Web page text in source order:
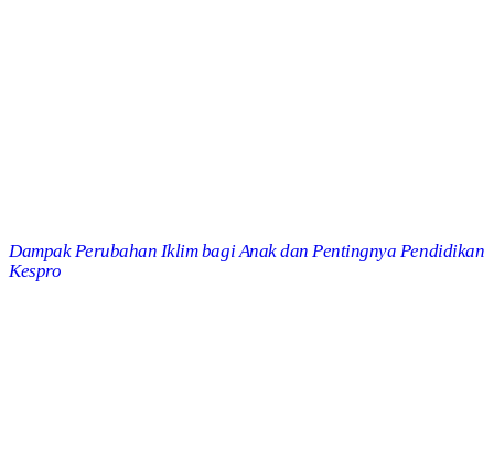
Dampak Perubahan Iklim bagi Anak dan Pentingnya Pendidikan
Kespro